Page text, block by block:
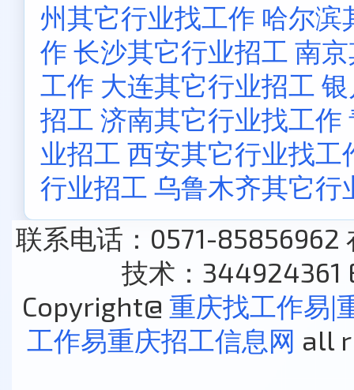
州其它行业找工作 哈尔滨
作 长沙其它行业招工 南
工作 大连其它行业招工
招工 济南其它行业找工作
业招工 西安其它行业找工
行业招工 乌鲁木齐其它行
联系电话：0571-85856962
技术：344924361
Copyright@ 重庆找工作易|
工作易重庆招工信息网 all